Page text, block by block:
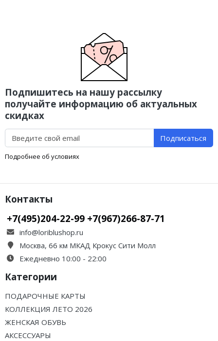
Подпишитесь на нашу рассылку
получайте информацию об актуальных
скидках
Подписаться
Подробнее об условиях
Контакты
+7(495)204-22-99 +7(967)266-87-71
info@loriblushop.ru
Москва, 66 км МКАД Крокус Сити Молл
Ежедневно 10:00 - 22:00
Категории
ПОДАРОЧНЫЕ КАРТЫ
КОЛЛЕКЦИЯ ЛЕТО 2026
ЖЕНСКАЯ ОБУВЬ
АКСЕССУАРЫ